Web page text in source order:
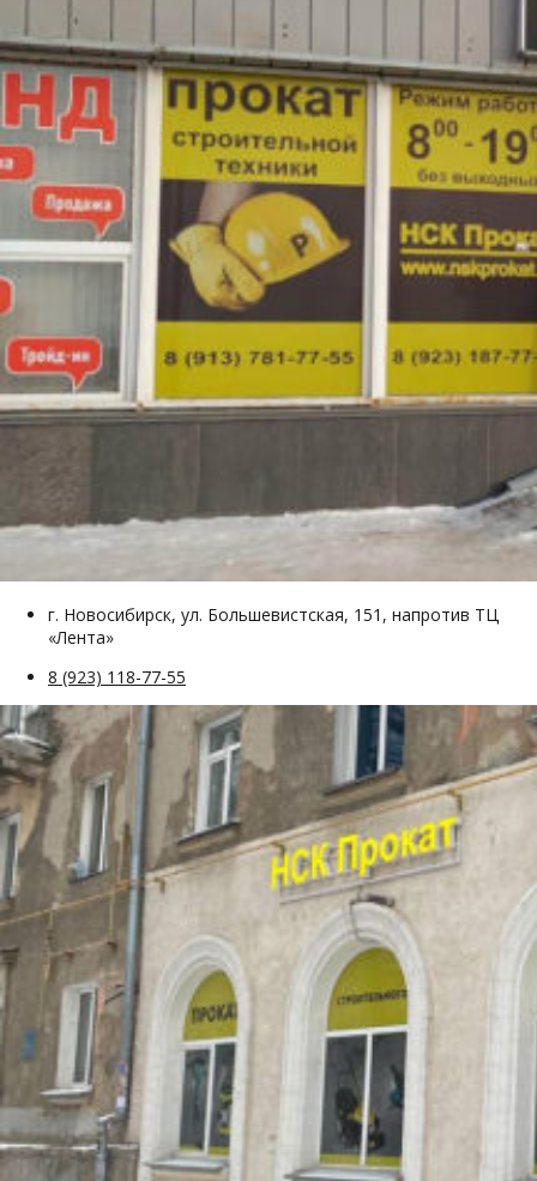
г. Новосибирск, ул. Большевистская, 151, напротив ТЦ
«Лента»
8 (923) 118-77-55